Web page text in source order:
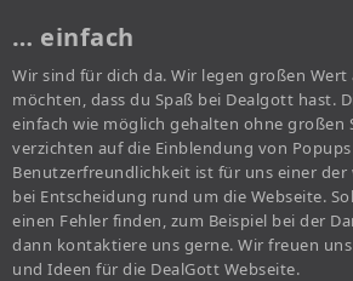
… einfach
Wir sind für dich da. Wir legen großen
möchten, dass du Spaß bei Dealgott hast.
einfach wie möglich gehalten ohne großen
verzichten auf die Einblendung von
Benutzerfreundlichkeit ist für uns einer
bei Entscheidung rund um die Webseite.
einen Fehler finden, zum Beispiel bei der
dann kontaktiere uns gerne. Wir freuen
und Ideen für die DealGott Webseite.